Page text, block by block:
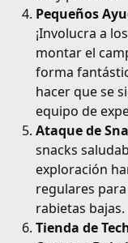
Pequeños
¡Involucra a
montar el
forma
hacer que se
equipo de
Ataque de
snacks
exploración
regulares
rabietas bajas.
Tienda de